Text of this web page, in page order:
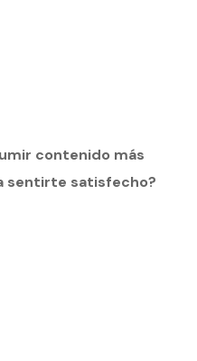
contenido más
sentirte satisfecho?